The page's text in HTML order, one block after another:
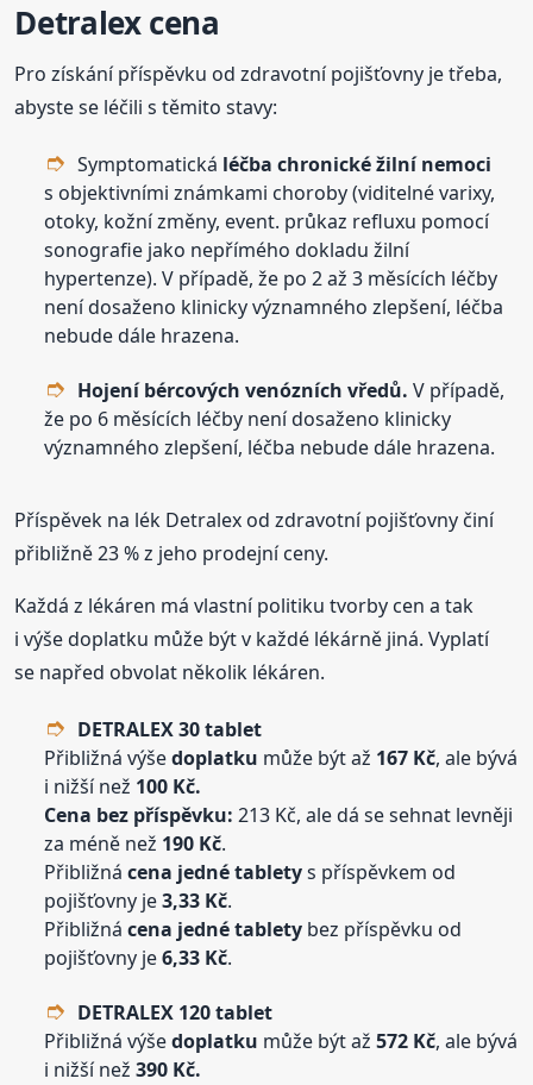
Detralex cena
Pro získání příspěvku od zdravotní pojišťovny je třeba,
abyste se léčili s těmito stavy:
Symptomatická léčba chronické žilní nemoci
s objektivními známkami choroby (viditelné varixy,
otoky, kožní změny, event. průkaz refluxu pomocí
sonografie jako nepřímého dokladu žilní
hypertenze). V případě, že po 2 až 3 měsících léčby
není dosaženo klinicky významného zlepšení, léčba
nebude dále hrazena.
Hojení bércových venózních vředů. V případě,
že po 6 měsících léčby není dosaženo klinicky
významného zlepšení, léčba nebude dále hrazena.
Příspěvek na lék Detralex od zdravotní pojišťovny činí
přibližně 23 % z jeho prodejní ceny.
Každá z lékáren má vlastní politiku tvorby cen a tak
i výše doplatku může být v každé lékárně jiná. Vyplatí
se napřed obvolat několik lékáren.
DETRALEX 30 tablet
Přibližná výšedoplatku může být až 167 Kč, ale bývá
i nižší než 100 Kč.
Cena bez příspěvku: 213 Kč, ale dá se sehnat levněji
za méně než 190 Kč.
Přibližnácena jedné tabletys příspěvkem od
pojišťovny je3,33 Kč.
Přibližnácena jedné tablety bez příspěvku od
pojišťovny je6,33 Kč.
DETRALEX 120 tablet
Přibližná výšedoplatku může být až572 Kč, ale bývá
i nižší než390 Kč.